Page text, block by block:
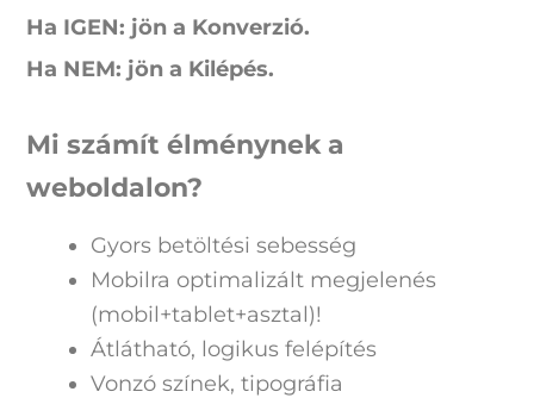
Ha IGEN: jön a Konverzió.
Ha NEM: jön a Kilépés.
Mi számít élménynek a
weboldalon?
Gyors betöltési sebesség
Mobilra optimalizált megjelenés
(mobil+tablet+asztal)!
Átlátható, logikus felépítés
Vonzó színek, tipográfia